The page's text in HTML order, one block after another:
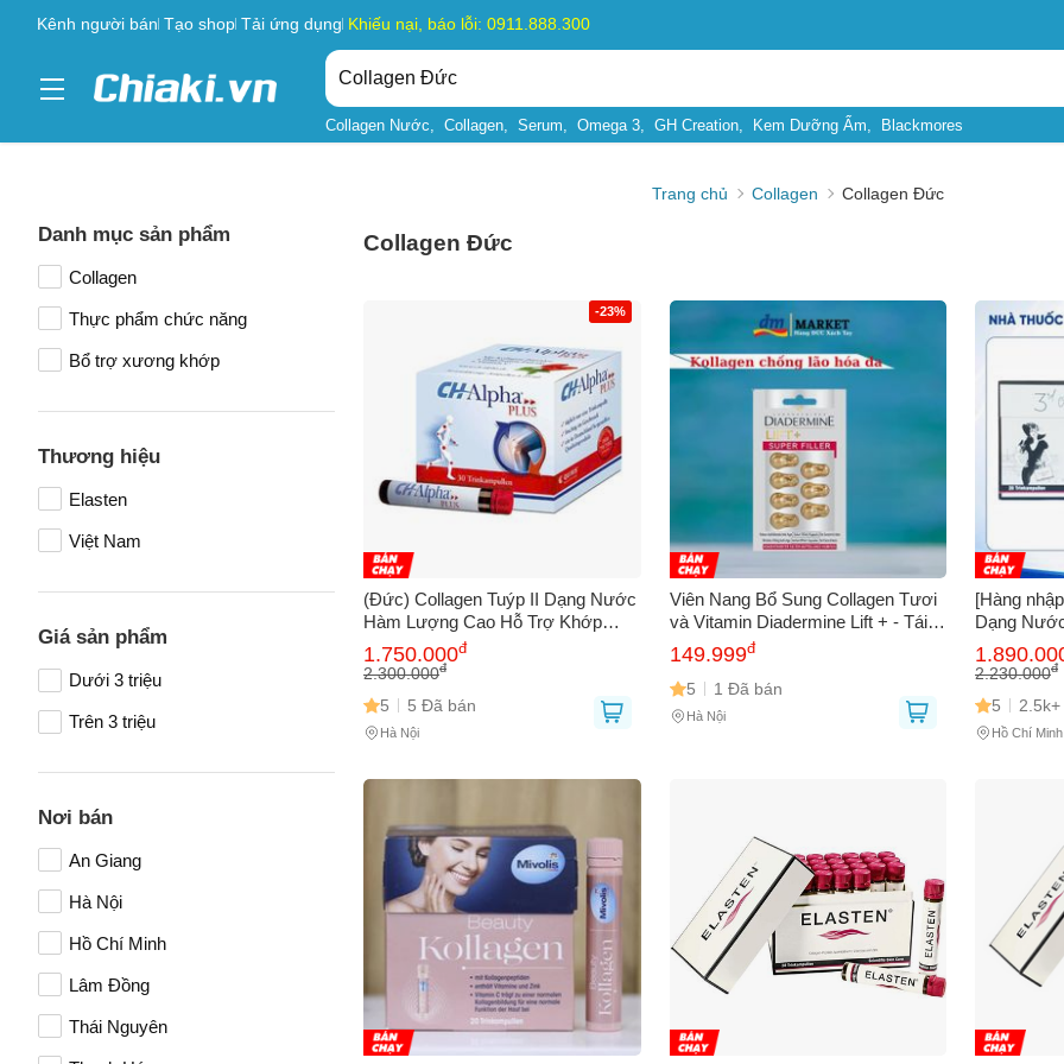
Kênh người bán Tạo shop Tải ứng dụng Khiếu nại, báo lỗi: 0911.888.300
Collagen Nước Collagen Serum Omega 3 GH Creation Kem Dưỡng Ẩm Blackmores
Trang chủ Collagen Collagen Đức
Danh mục sản phẩm
Collagen
Thực phẩm chức năng
Bổ trợ xương khớp
Thương hiệu
Elasten
Việt Nam
Giá sản phẩm
Dưới 3 triệu
Trên 3 triệu
Nơi bán
An Giang
Hà Nội
Hồ Chí Minh
Lâm Đồng
Thái Nguyên
Collagen Đức
-23%
(Đức) Collagen Tuýp II Dạng Nước
Hàm Lượng Cao Hỗ Trợ Khớp
Hoạt Động Hiệu Quả CH ALPHA
PLUS
1.750.000đ
2.300.000đ
5 5 Đã bán
Hà Nội
Viên Nang Bổ Sung Collagen Tươi
và Vitamin Diadermine Lift + - Tái
Tạo, Làm Trắng, Chống Lão Hoá
Da - Hàng Đức 7v
149.999đ
5 1 Đã bán
Hà Nội
[Hàng
Dạng
Trợ Trẻ
Giúp Làn
2.230.000đ
5
Hồ Chí Minh
Bạn gặp vấn đề vềSản phẩm hayMua hàng ?
0911.888.300
Tên của bạn(*)
Số điện thoại(*)
Email